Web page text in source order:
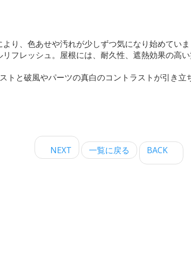
り、色あせや汚れが少しずつ気になり始めていま
フレッシュ。屋根には、耐久性、遮熱効果の高
と破風やパーツの真白のコントラストが引き
NEXT 一覧に戻る BACK